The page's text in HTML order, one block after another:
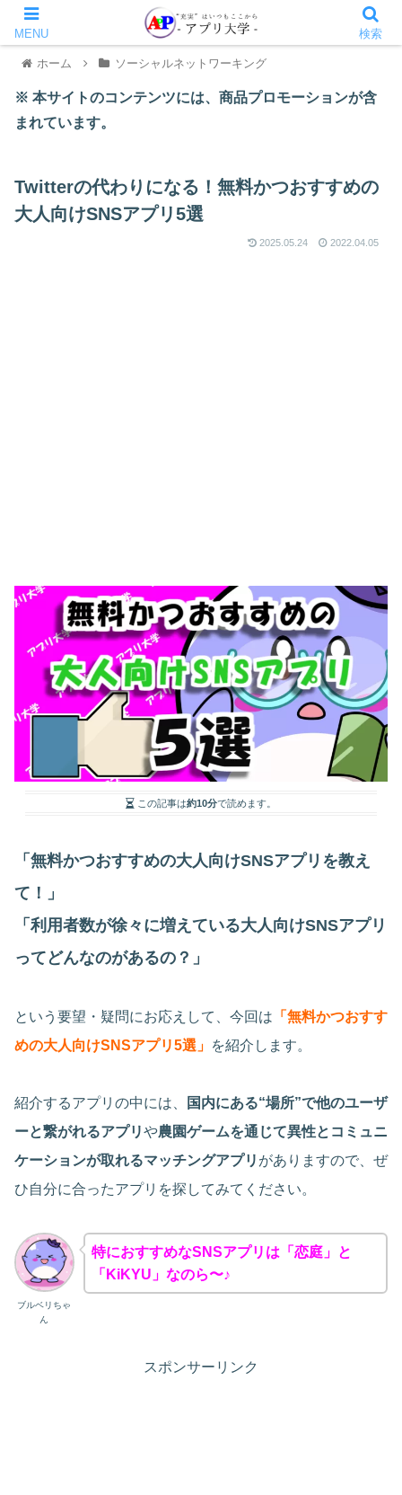
ホーム ソーシャルネットワーキング
※ 本サイトのコンテンツには、商品プロモーションが含
まれています。
Twitterの代わりになる！無料かつおすすめの
大人向けSNSアプリ5選
2025.05.24 2022.04.05
この記事は約10分で読めます。
「無料かつおすすめの大人向けSNSアプリを教え
て！」
「利用者数が徐々に増えている大人向けSNSアプリ
ってどんなのがあるの？」
という要望・疑問にお応えして、今回は 「無料かつおすす
めの大人向けSNSアプリ5選」 を紹介します。
紹介するアプリの中には、
国内にある“場所”で他のユーザ
ーと繋がれるアプリや農園ゲームを通じて異性とコミュニ
ケーションが取れるマッチングアプリ がありますので、ぜ
ひ自分に合ったアプリを探してみてください。
ブルベリちゃ
ん
特におすすめなSNSアプリは「恋庭」と
「KiKYU」なのら〜♪
スポンサーリンク
MENU 検索